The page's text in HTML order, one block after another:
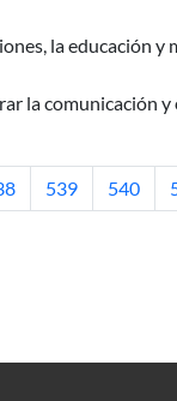
la educación
la comunicación
Página
539 Página
540